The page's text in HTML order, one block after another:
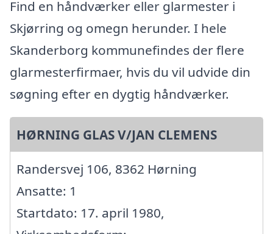
Find en håndværker eller glarmester i
Skjørring og omegn herunder. I hele
Skanderborg kommunefindes der flere
glarmesterfirmaer, hvis du vil udvide din
søgning efter en dygtig håndværker.
HØRNING GLAS V/JAN CLEMENS
Randersvej 106, 8362 Hørning
Ansatte: 1
Startdato: 17. april 1980,